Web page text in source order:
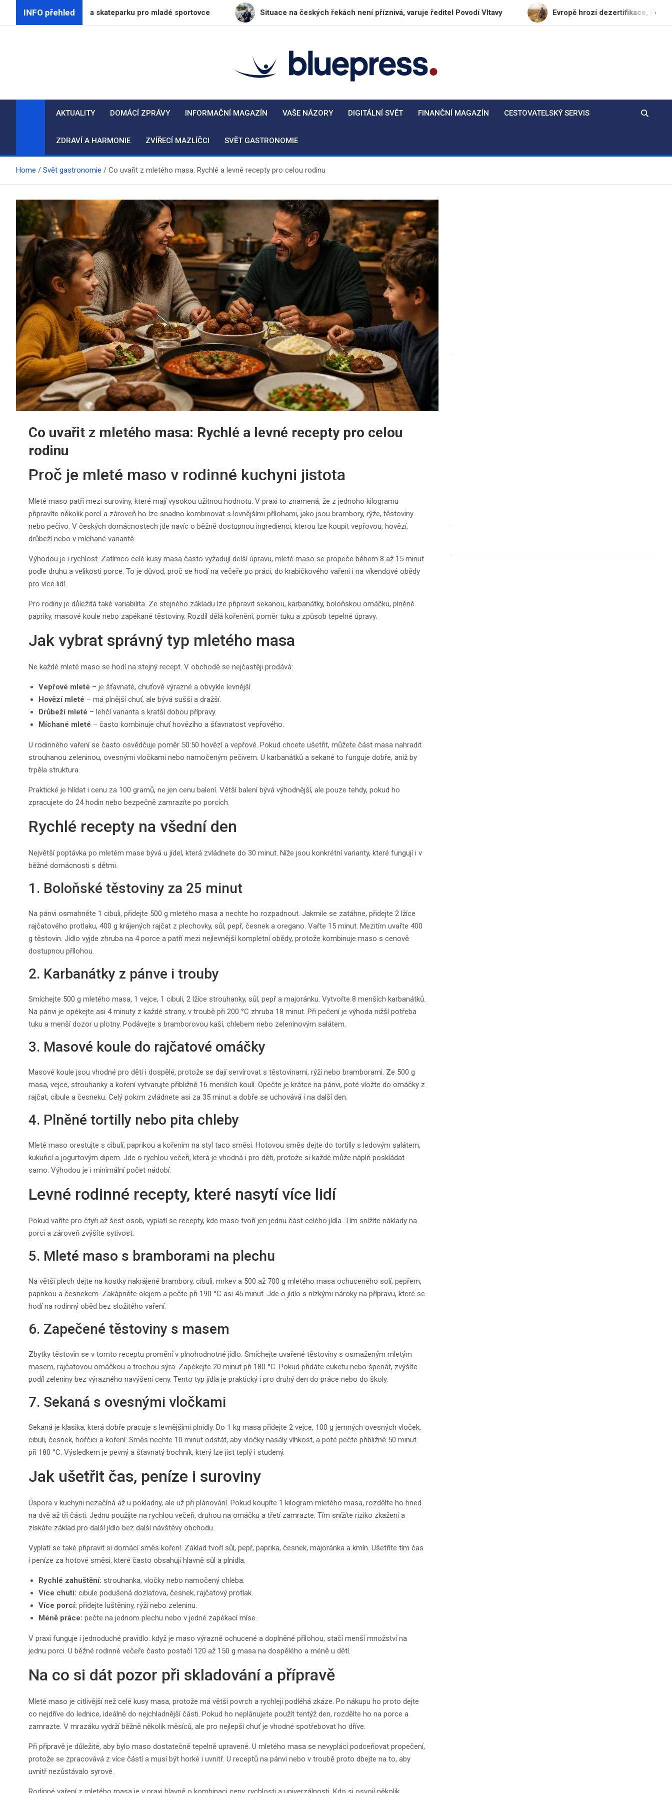
INFO přehled
pumptracku a skateparku pro mladé sportovce Situace na českých řekách není příznivá, varuje ředitel Povodí Vltavy Evropě hrozí dezertifikace, Polabí a jižní
BluePress.cz
AKTUALITY DOMÁCÍ ZPRÁVY INFORMAČNÍ MAGAZÍN VAŠE NÁZORY DIGITÁLNÍ SVĚT FINANČNÍ MAGAZÍN CESTOVATELSKÝ SERVIS
ZDRAVÍ A HARMONIE ZVÍŘECÍ MAZLÍČCI SVĚT GASTRONOMIE
Home Svět gastronomie Co uvařit z mletého masa: Rychlé a levné recepty pro celou rodinu
Co uvařit z mletého masa: Rychlé a levné recepty pro celou
rodinu
Proč je mleté maso v rodinné kuchyni jistota
Mleté maso patří mezi suroviny, které mají vysokou užitnou hodnotu. V praxi to znamená, že z jednoho kilogramu
připravíte několik porcí a zároveň ho lze snadno kombinovat s levnějšími přílohami, jako jsou brambory, rýže, těstoviny
nebo pečivo. V českých domácnostech jde navíc o běžně dostupnou ingredienci, kterou lze koupit vepřovou, hovězí,
drůbeží nebo v míchané variantě.
Výhodou je i rychlost. Zatímco celé kusy masa často vyžadují delší úpravu, mleté maso se propeče během 8 až 15 minut
podle druhu a velikosti porce. To je důvod, proč se hodí na večeře po práci, do krabičkového vaření i na víkendové obědy
pro více lidí.
Pro rodiny je důležitá také variabilita. Ze stejného základu lze připravit sekanou, karbanátky, boloňskou omáčku, plněné
papriky, masové koule nebo zapékané těstoviny. Rozdíl dělá kořenění, poměr tuku a způsob tepelné úpravy.
Jak vybrat správný typ mletého masa
Ne každé mleté maso se hodí na stejný recept. V obchodě se nejčastěji prodává:
Vepřové mleté – je šťavnaté, chuťově výrazné a obvykle levnější.
Hovězí mleté – má plnější chuť, ale bývá sušší a dražší.
Drůbeží mleté – lehčí varianta s kratší dobou přípravy.
Míchané mleté – často kombinuje chuť hovězího a šťavnatost vepřového.
U rodinného vaření se často osvědčuje poměr 50:50 hovězí a vepřové. Pokud chcete ušetřit, můžete část masa nahradit
strouhanou zeleninou, ovesnými vločkami nebo namočeným pečivem. U karbanátků a sekané to funguje dobře, aniž by
trpěla struktura.
Praktické je hlídat i cenu za 100 gramů, ne jen cenu balení. Větší balení bývá výhodnější, ale pouze tehdy, pokud ho
zpracujete do 24 hodin nebo bezpečně zamrazíte po porcích.
Rychlé recepty na všední den
Největší poptávka po mletém mase bývá u jídel, která zvládnete do 30 minut. Níže jsou konkrétní varianty, které fungují i v
běžné domácnosti s dětmi.
1. Boloňské těstoviny za 25 minut
Na pánvi osmahněte 1 cibuli, přidejte 500 g mletého masa a nechte ho rozpadnout. Jakmile se zatáhne, přidejte 2 lžíce
rajčatového protlaku, 400 g krájených rajčat z plechovky, sůl, pepř, česnek a oregano. Vařte 15 minut. Mezitím uvařte 400
g těstovin. Jídlo vyjde zhruba na 4 porce a patří mezi nejlevnější kompletní obědy, protože kombinuje maso s cenově
dostupnou přílohou.
2. Karbanátky z pánve i trouby
Smíchejte 500 g mletého masa, 1 vejce, 1 cibuli, 2 lžíce strouhanky, sůl, pepř a majoránku. Vytvořte 8 menších karbanátků.
Na pánvi je opékejte asi 4 minuty z každé strany, v troubě při 200 °C zhruba 18 minut. Při pečení je výhoda nižší potřeba
tuku a menší dozor u plotny. Podávejte s bramborovou kaší, chlebem nebo zeleninovým salátem.
3. Masové koule do rajčatové omáčky
Masové koule jsou vhodné pro děti i dospělé, protože se dají servírovat s těstovinami, rýží nebo bramborami. Ze 500 g
masa, vejce, strouhanky a koření vytvarujte přibližně 16 menších koulí. Opečte je krátce na pánvi, poté vložte do omáčky z
rajčat, cibule a česneku. Celý pokrm zvládnete asi za 35 minut a dobře se uchovává i na další den.
4. Plněné tortilly nebo pita chleby
Mleté maso orestujte s cibulí, paprikou a kořením na styl taco směsi. Hotovou směs dejte do tortilly s ledovým salátem,
kukuřicí a jogurtovým dipem. Jde o rychlou večeři, která je vhodná i pro děti, protože si každé může náplň poskládat
samo. Výhodou je i minimální počet nádobí.
Levné rodinné recepty, které nasytí více lidí
Pokud vaříte pro čtyři až šest osob, vyplatí se recepty, kde maso tvoří jen jednu část celého jídla. Tím snížíte náklady na
porci a zároveň zvýšíte sytivost.
5. Mleté maso s bramborami na plechu
Na větší plech dejte na kostky nakrájené brambory, cibuli, mrkev a 500 až 700 g mletého masa ochuceného solí, pepřem,
paprikou a česnekem. Zakápněte olejem a pečte při 190 °C asi 45 minut. Jde o jídlo s nízkými nároky na přípravu, které se
hodí na rodinný oběd bez složitého vaření.
6. Zapečené těstoviny s masem
Zbytky těstovin se v tomto receptu promění v plnohodnotné jídlo. Smíchejte uvařené těstoviny s osmaženým mletým
masem, rajčatovou omáčkou a trochou sýra. Zapékejte 20 minut při 180 °C. Pokud přidáte cuketu nebo špenát, zvýšíte
podíl zeleniny bez výrazného navýšení ceny. Tento typ jídla je praktický i pro druhý den do práce nebo do školy.
7. Sekaná s ovesnými vločkami
Sekaná je klasika, která dobře pracuje s levnějšími plnidly. Do 1 kg masa přidejte 2 vejce, 100 g jemných ovesných vloček,
cibuli, česnek, hořčici a koření. Směs nechte 10 minut odstát, aby vločky nasály vlhkost, a poté pečte přibližně 50 minut
při 180 °C. Výsledkem je pevný a šťavnatý bochník, který lze jíst teplý i studený.
Jak ušetřit čas, peníze i suroviny
Úspora v kuchyni nezačíná až u pokladny, ale už při plánování. Pokud koupíte 1 kilogram mletého masa, rozdělte ho hned
na dvě až tři části. Jednu použijte na rychlou večeři, druhou na omáčku a třetí zamrazte. Tím snížíte riziko zkažení a
získáte základ pro další jídlo bez další návštěvy obchodu.
Vyplatí se také připravit si domácí směs koření. Základ tvoří sůl, pepř, paprika, česnek, majoránka a kmín. Ušetříte tím čas
i peníze za hotové směsi, které často obsahují hlavně sůl a plnidla.
Rychlé zahuštění: strouhanka, vločky nebo namočený chleba.
Více chuti: cibule podušená dozlatova, česnek, rajčatový protlak.
Více porcí: přidejte luštěniny, rýži nebo zeleninu.
Méně práce: pečte na jednom plechu nebo v jedné zapékací míse.
V praxi funguje i jednoduché pravidlo: když je maso výrazně ochucené a doplněné přílohou, stačí menší množství na
jednu porci. U běžné rodinné večeře často postačí 120 až 150 g masa na dospělého a méně u dětí.
Na co si dát pozor při skladování a přípravě
Mleté maso je citlivější než celé kusy masa, protože má větší povrch a rychleji podléhá zkáze. Po nákupu ho proto dejte
co nejdříve do lednice, ideálně do nejchladnější části. Pokud ho neplánujete použít tentýž den, rozdělte ho na porce a
zamrazte. V mrazáku vydrží běžně několik měsíců, ale pro nejlepší chuť je vhodné spotřebovat ho dříve.
Při přípravě je důležité, aby bylo maso dostatečně tepelně upravené. U mletého masa se nevyplácí podceňovat propečení,
protože se zpracovává z více částí a musí být horké i uvnitř. U receptů na pánvi nebo v troubě proto dbejte na to, aby
uvnitř nezůstávalo syrové.